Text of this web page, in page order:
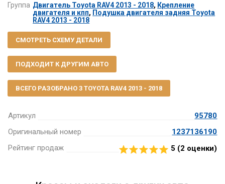
Артикул
95780
Оригинальный номер
1237136190
Рейтинг продаж
5 (2 оценки)
Группа Двигатель Toyota RAV4 2013 - 2018, Крепление
двигателя и кпп, Подушка двигателя задняя Toyota
RAV4 2013 - 2018
СМОТРЕТЬ СХЕМУ ДЕТАЛИ
ПОДХОДИТ К ДРУГИМ АВТО
ВСЕГО РАЗОБРАНО 3 TOYOTA RAV4 2013 - 2018